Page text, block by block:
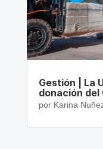
Gestión | La
donación del
por Karina